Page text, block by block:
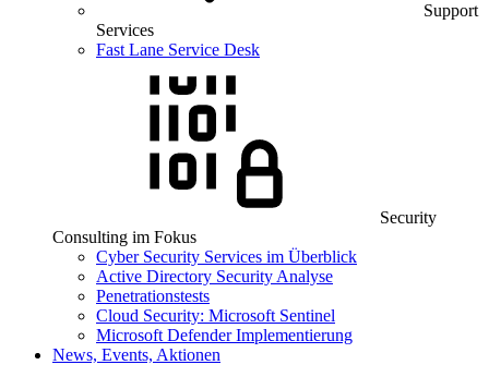
Support
Services
Fast Lane Service Desk
Security
Consulting im Fokus
Cyber Security Services im Überblick
Active Directory Security Analyse
Penetrationstests
Cloud Security: Microsoft Sentinel
Microsoft Defender Implementierung
News, Events, Aktionen